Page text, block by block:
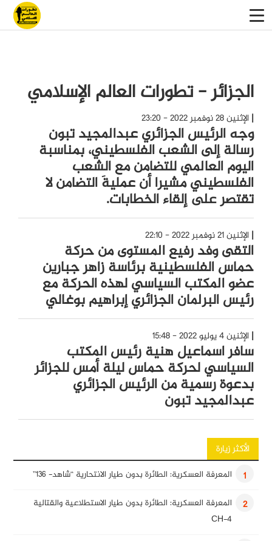
الجزائر - تطورات العالم الإسلامي
الإثنين 28 نوفمبر 2022 - 23:20
وجه الرئيس الجزائري عبدالمجيد تبون
رسالة إلى الشعب الفلسطيني، بمناسبة
اليوم العالمي للتضامن مع الشعب
الفلسطيني مشيرا أن عمليةَ التضامن لا
تقتصر على إلقاء الخطابات.
الإثنين 21 نوفمبر 2022 - 22:10
التقى وفد رفيع المستوى من حركة
حماس الفلسطينية برئاسة زاهر جبارين
عضو المكتب السياسي لهذه الحركة مع
رئيس البرلمان الجزائري إبراهيم بوغالي
الإثنين 4 يوليو 2022 - 15:48
سافر اسماعيل هنية رئيس المكتب
السياسي لحركة حماس ليلة أمس للجزائر
بدعوة رسمية من الرئيس الجزائري
عبدالمجيد تبون
الأكثر زيارة
1
المعرفة العسكرية: الطائرة بدون طيار الانتحارية “شاهد- 136”
2
المعرفة العسكرية: الطائرة بدون طيار الاستطلاعية والقتالية
CH-4